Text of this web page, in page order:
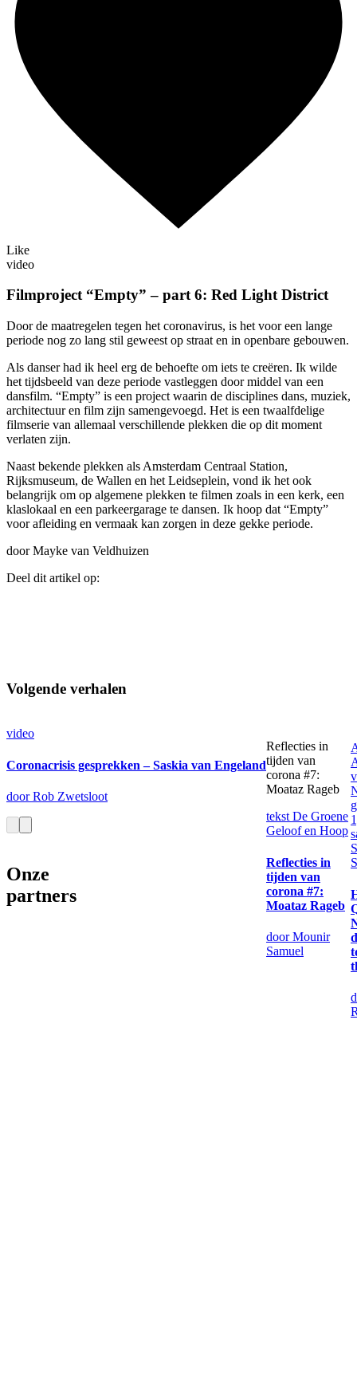
Like
video
Filmproject “Empty” – part 6: Red Light District
Door de maatregelen tegen het coronavirus, is het voor een lange
periode nog zo lang stil geweest op straat en in openbare gebouwen.
Als danser had ik heel erg de behoefte om iets te creëren. Ik wilde
het tijdsbeeld van deze periode vastleggen door middel van een
dansfilm. “Empty” is een project waarin de disciplines dans, muziek,
architectuur en film zijn samengevoegd. Het is een twaalfdelige
filmserie van allemaal verschillende plekken die op dit moment
verlaten zijn.
Naast bekende plekken als Amsterdam Centraal Station,
Rijksmuseum, de Wallen en het Leidseplein, vond ik het ook
belangrijk om op algemene plekken te filmen zoals in een kerk, een
klaslokaal en een parkeergarage te dansen. Ik hoop dat “Empty”
voor afleiding en vermaak kan zorgen in deze gekke periode.
door Mayke van Veldhuizen
Deel dit artikel op:
Volgende verhalen
video
Coronacrisis gesprekken – Saskia van Engeland
door Rob Zwetsloot
Reflecties in
tijden van
corona #7:
Moataz Rageb
tekst De Groene
Geloof en Hoop
Reflecties in
tijden van
corona #7:
Moataz Rageb
door Mounir
Samuel
Onze
partners